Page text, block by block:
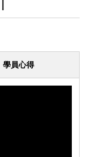
學員心得